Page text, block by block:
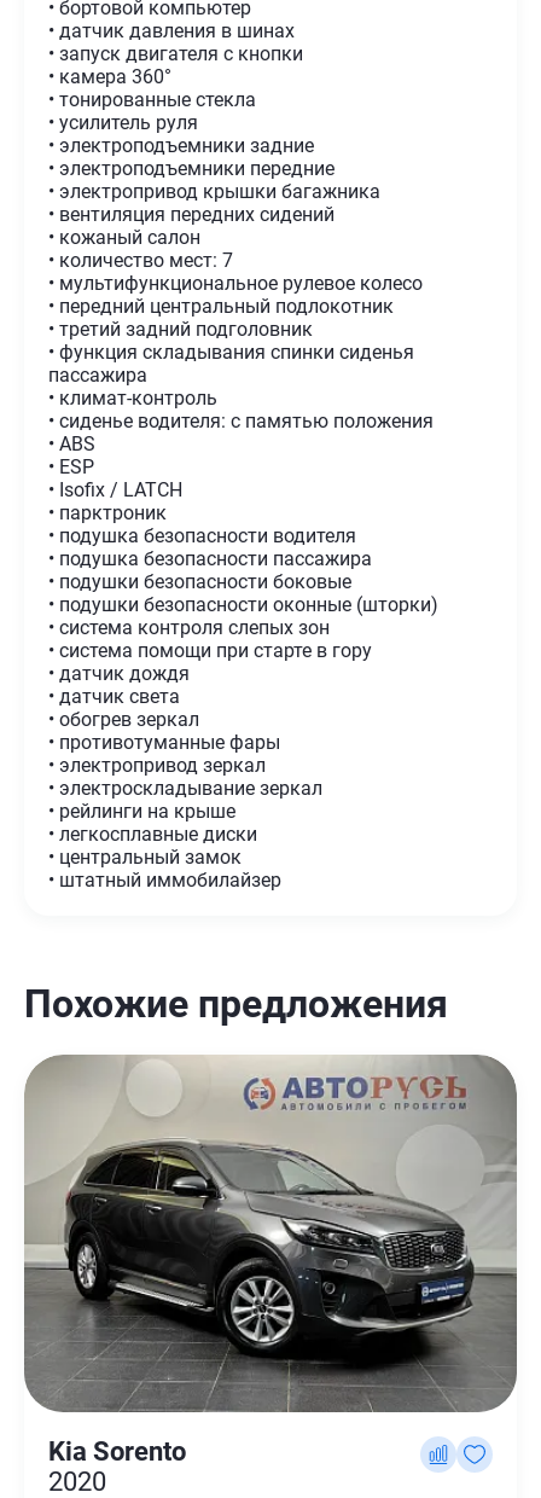
• бортовой компьютер
• датчик давления в шинах
• запуск двигателя с кнопки
• камера 360°
• тонированные стекла
• усилитель руля
• электроподъемники задние
• электроподъемники передние
• электропривод крышки багажника
• вентиляция передних сидений
• кожаный салон
• количество мест: 7
• мультифункциональное рулевое колесо
• передний центральный подлокотник
• третий задний подголовник
• функция складывания спинки сиденья
пассажира
• климат-контроль
• сиденье водителя: с памятью положения
• ABS
• ESP
• Isofix / LATCH
• парктроник
• подушка безопасности водителя
• подушка безопасности пассажира
• подушки безопасности боковые
• подушки безопасности оконные (шторки)
• система контроля слепых зон
• система помощи при старте в гору
• датчик дождя
• датчик света
• обогрев зеркал
• противотуманные фары
• электропривод зеркал
• электроскладывание зеркал
• рейлинги на крыше
• легкосплавные диски
• центральный замок
• штатный иммобилайзер
Похожие предложения
Kia Sorento
2020